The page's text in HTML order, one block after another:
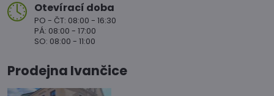
Otevírací doba
PO - ČT: 08:00 - 16:30
PÁ: 08:00 - 17:00
SO: 08:00 - 11:00
Prodejna Ivančice